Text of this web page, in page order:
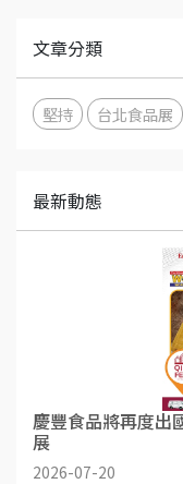
文章分類
堅持 台北食品展
最新動態
慶豐食品將再度出
展
2026-07-20